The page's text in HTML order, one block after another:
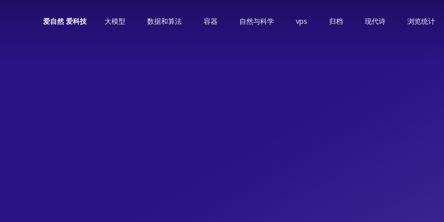
爱自然 爱科技 大模型 数据和算法 容器 自然与科学 vps 归档 现代诗 浏览统计